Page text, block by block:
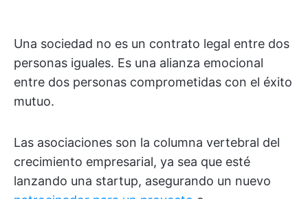
Una sociedad no es un contrato legal entre dos
personas iguales. Es una alianza emocional
entre dos personas comprometidas con el éxito
mutuo.
Las asociaciones son la columna vertebral del
crecimiento empresarial, ya sea que esté
lanzando una startup, asegurando un nuevo